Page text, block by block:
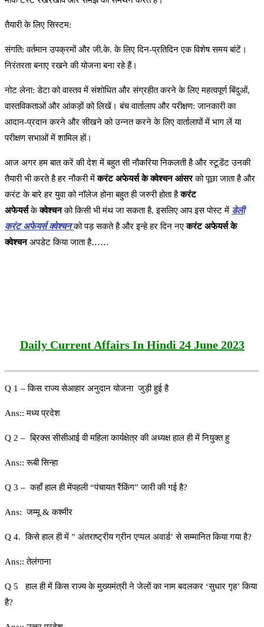
तैयारी के लिए सिस्टम:
संगति: वर्तमान उपक्रमों और जी.के. के लिए दिन-प्रतिदिन एक विशेष समय बांटें।
निरंतरता बनाए रखने की योजना बना रहे हैं।
नोट लेना: डेटा को वास्तव में संशोधित और संग्रहीत करने के लिए महत्वपूर्ण बिंदुओं,
वास्तविकताओं और आंकड़ों को लिखें। बंच वार्तालाप और परीक्षण: जानकारी का
आदान-प्रदान करने और सीखने को उन्नत करने के लिए वार्तालापों में भाग लें या
परीक्षण सभाओं में शामिल हों।
आज अगर हम बात करें की देश में बहुत सी नौकरिया निकलती है और स्टूडेंट उनकी
तैयारी भी करते है हर नौकरी मेंकरंट अफेयर्स के क्वेश्चन आंसरको पूछा जाता है और
करंट के बारे हर युवा को नॉलेज होना बहुत ही जरुरी होता हैकरंट
अफेयर्सकेक्वेश्चनको किसी भी मंथ जा सकता है. इसलिए आप इस पोस्ट में डेली
करंट अफेयर्स क्वेश्चन को पड़ सकते है और इन्हे हर दिन नएकरंट अफेयर्स के
क्वेश्चनअपडेट किया जाता है……
Daily Current Affairs In Hindi 24 June 2023
Q 1 – किस राज्य सेआहार अनुदान योजना जुड़ी हुई है
Ans:: मध्य प्रदेश
Q 2 – ब्रिक्स सीसीआई वी महिला कार्यक्षेत्र की अध्यक्ष हाल ही में नियुक्त हु
Ans:: रूबी सिन्हा
Q 3 – कहाँ हाल ही मेंपहली “पंचायत रैंकिंग” जारी की गई है?
Ans: जम्मू & कश्मीर
Q 4. किसे हाल ही में ” अंतराष्ट्रीय ग्रीन एप्पल अवार्ड’ से सम्मानित किया गया है?
Ans:: तेलंगाना
Q 5 हाल ही में किस राज्य के मुख्यमंत्री ने जेलों का नाम बदलकर ‘सुधार गृह’ किया
है?